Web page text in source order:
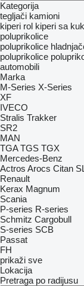
Kategorija
tegljači kamioni
kiperi rol kiperi sa
poluprikolice
poluprikolice
poluprikolice
automobili
Marka
M-Series X-Series
XF
IVECO
Stralis Trakker
SR2
MAN
TGA TGS TGX
Mercedes-Benz
Actros Arocs Citan
Renault
Kerax Magnum
Scania
P-series R-series
Schmitz Cargobull
S-series SCB
Passat
FH
prikaži sve
Lokacija
Pretraga po radijusu